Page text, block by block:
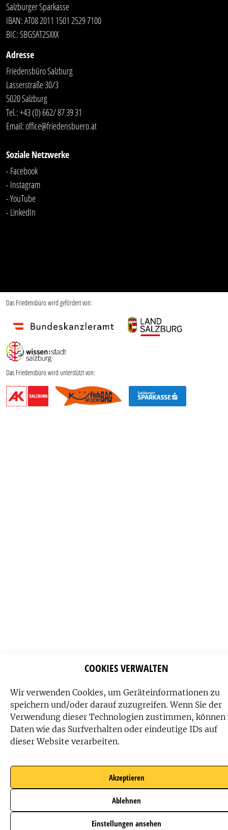
COOKIES VERWALTEN
Wir verwenden Cookies, um Geräteinformationen zu
speichern und/oder darauf zuzugreifen. Wenn Sie der
Verwendung dieser Technologien zustimmen,
Daten wie das Surfverhalten oder eindeutige IDs auf
dieser Website verarbeiten.
Akzeptieren
Ablehnen
Einstellungen ansehen
Salzburger Sparkasse
IBAN: AT08 2011 1501 2529 7100
BIC: SBGSAT2SXXX
Adresse
Friedensbüro Salzburg
Lasserstraße 30/3
5020 Salzburg
Tel.:+43 (0) 662/ 87 39 31
Email:office@friedensbuero.at
Soziale Netzwerke
- Facebook
- Instagram
- YouTube
- LinkedIn
Das Friedensbüro wird gefördert von:
Das Friedensbüro wird unterstützt von: